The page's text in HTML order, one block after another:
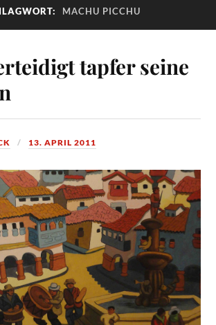
MACHU PICCHU
tapfer seine
13. APRIL 2011